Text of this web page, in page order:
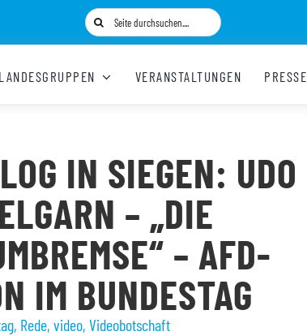
Suche
nach:
LANDESGRUPPEN VERANSTALTUNGEN PRESSE
IN SIEGEN: UDO
– „DIE
– AFD-
IM BUNDESTAG
, Rede, video, Videobotschaft